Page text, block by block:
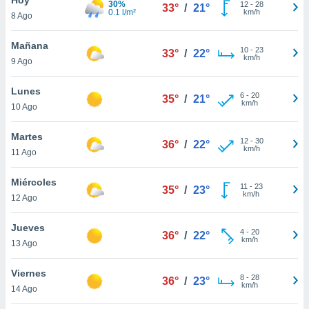
en
más
nuestra
de
cookies
aceptar
8 Ago
30%
0.1 l/m²
33° / 21° 12- 28
km/h
Mañana
9 Ago
33° / 22° 10- 23
km/h
Lunes
10 Ago
35° / 21° 6- 20
km/h
Martes
11 Ago
36° / 22° 12- 30
km/h
Miércoles
12 Ago
35° / 23° 11 - 23
km/h
Jueves
13 Ago
36° / 22° 4- 20
km/h
Viernes
14 Ago
36° / 23° 8- 28
km/h